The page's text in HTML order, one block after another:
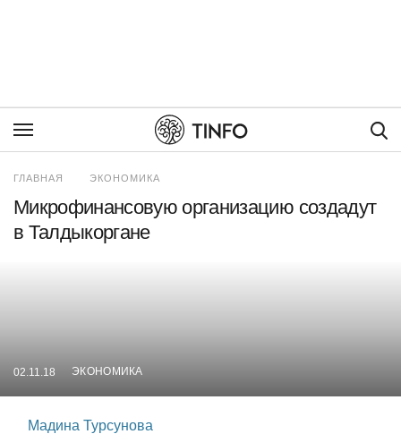
ГЛАВНАЯ ЭКОНОМИКА
Микрофинансовую организацию создадут
в Талдыкоргане
02.11.18 ЭКОНОМИКА
Мадина Турсунова